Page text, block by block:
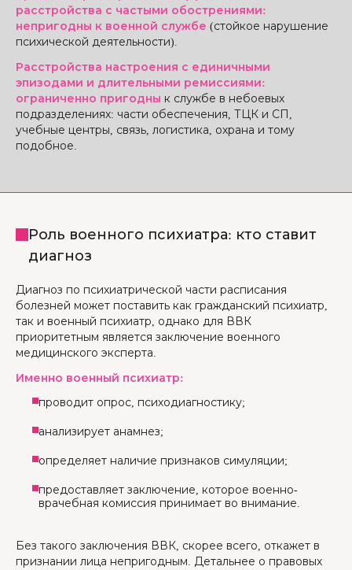
расстройства с частыми обострениями:
непригодны к военной службе (стойкое нарушение
психической деятельности).
Расстройства настроения с единичными
эпизодами и длительными ремиссиями:
ограниченно пригодны к службе в небоевых
подразделениях: части обеспечения, ТЦК и СП,
учебные центры, связь, логистика, охрана и тому
подобное.
Роль военного психиатра: кто ставит
диагноз
Диагноз по психиатрической части расписания
болезней может поставить как гражданский психиатр,
так и военный психиатр, однако для ВВК
приоритетным является заключение военного
медицинского эксперта.
Именно военный психиатр:
проводит опрос, психодиагностику;
анализирует анамнез;
определяет наличие признаков симуляции;
предоставляет заключение, которое военно-
врачебная комиссия принимает во внимание.
Без такого заключения ВВК, скорее всего, откажет в
признании лица непригодным. Детальнее о правовых